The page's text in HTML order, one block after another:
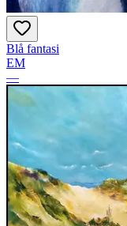
Blå fantasi
EM
—